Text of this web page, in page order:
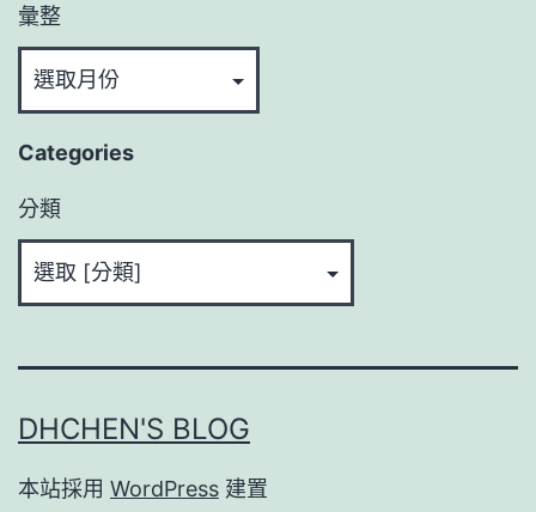
彙整
Categories
分類
DHCHEN'S BLOG
本站採用 WordPress 建置